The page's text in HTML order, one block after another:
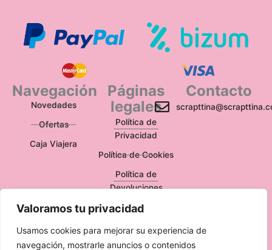
Valoramos tu privacidad
Usamos cookies para mejorar su experiencia de
navegación, mostrarle anuncios o contenidos
Navegación
Novedades
Ofertas
Caja Viajera
Páginas
legales
Política de
Privacidad
Política de Cookies
Política de
Devoluciones
Aviso Legal
Contacto